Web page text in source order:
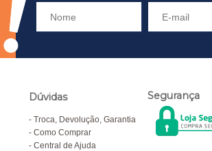
Dúvidas
Troca, Devolução, Garantia
Como Comprar
Central de Ajuda
Segurança